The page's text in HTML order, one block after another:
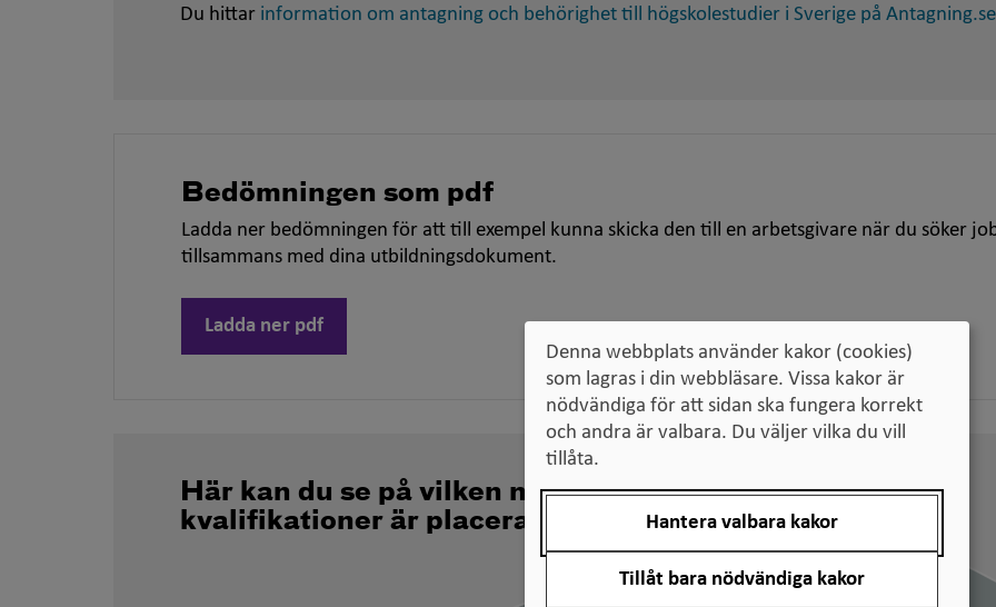
Du hittar information om antagning och behörighet till högskolestudier i Sverige på Antagning.se
Bedömningen som pdf
Ladda ner bedömningen för att till exempel kunna skicka den till en arbetsgivare när du söker
tillsammans med dina utbildningsdokument.
Ladda ner pdf
Här kan du se på vilken nivå svenska
kvalifikationer är placerade
Denna webbplats använder kakor (cookies)
som lagras i din webbläsare. Vissa kakor är
nödvändiga för att sidan ska fungera korrekt
och andra är valbara. Du väljer vilka du vill
tillåta.
Hantera valbara kakor
Tillåt bara nödvändiga kakor